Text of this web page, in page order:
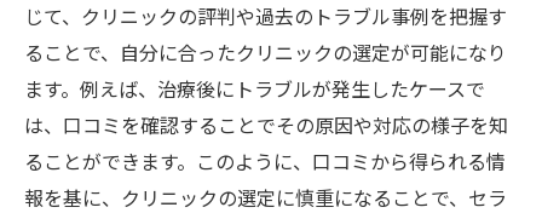
じて、クリニックの評判や過去のトラブル事例を把握す
ることで、自分に合ったクリニックの選定が可能になり
ます。例えば、治療後にトラブルが発生したケースで
は、口コミを確認することでその原因や対応の様子を知
ることができます。このように、口コミから得られる情
報を基に、クリニックの選定に慎重になることで、セラ